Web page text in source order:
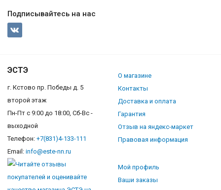
Подписывайтесь на нас
ЭСТЭ
г. Кстово пр. Победы д. 5
второй этаж
Пн-Пт с 9:00 до 18:00, Сб-Вс -
выходной
Телефон: +7(831)4-133-111
Email: info@este-nn.ru
О магазине
Контакты
Доставка и оплата
Гарантия
Отзыв на яндекс-маркет
Правовая информация
Мой профиль
Ваши заказы